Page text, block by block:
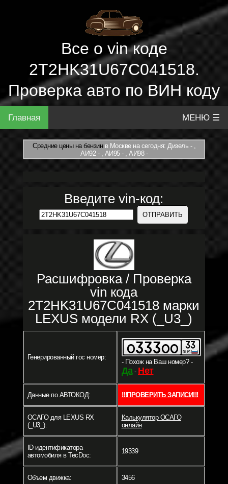
Все о vin коде
2T2HK31U67C041518.
Проверка авто по ВИН коду
Главная МЕНЮ ☰
Средние цены на бензинв Москве на сегодня: Дизель - ,
АИ92 - , АИ95 - , АИ98 -
Введите vin-код:
Расшифровка / Проверка
vin кода
2T2HK31U67C041518 марки
LEXUS модели RX (_U3_)
Генерированный гос номер:
- Похож на Ваш номер? -
Да- Нет
Данные по АВТОКОД: !!!ПРОВЕРИТЬ ЗАПИСИ!!!
ОСАГО для LEXUS RX
(_U3_):
Калькулятор ОСАГО
онлайн
ID идентификатора
автомобиля в TecDoc:
19339
Объем движка: 3456